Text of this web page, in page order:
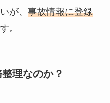
が、 事故情報に登録
。
理なのか？